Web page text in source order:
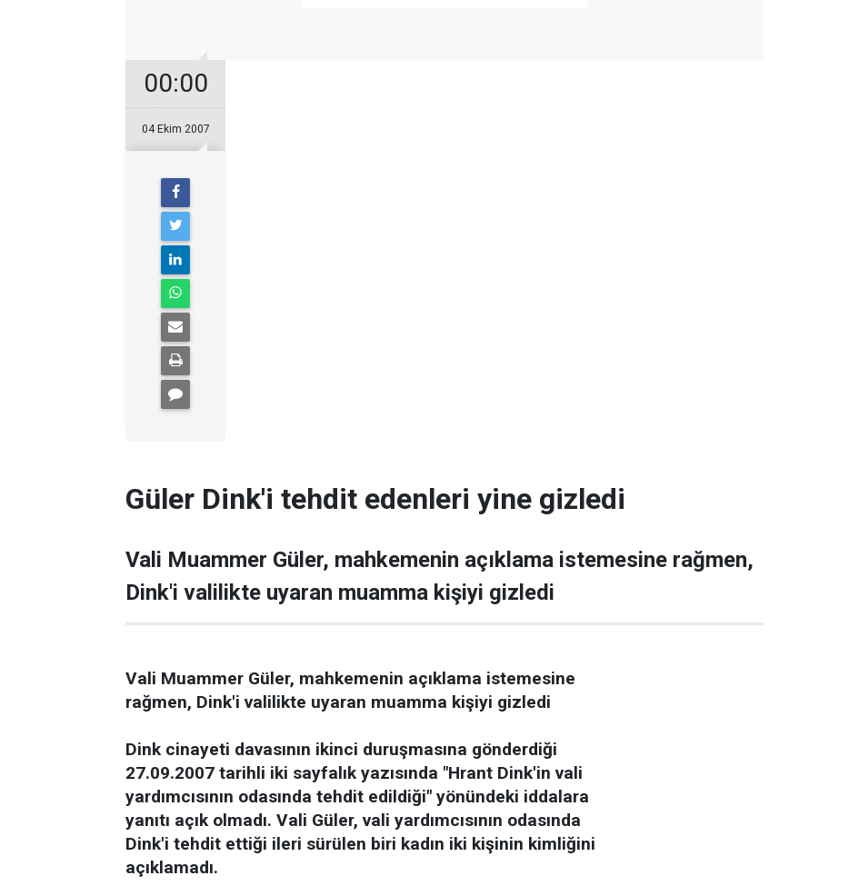
00:00
04 Ekim 2007
Güler Dink'i tehdit edenleri yine gizledi
Vali Muammer Güler, mahkemenin açıklama istemesine rağmen,
Dink'i valilikte uyaran muamma kişiyi gizledi
Vali Muammer Güler, mahkemenin açıklama istemesine
rağmen, Dink'i valilikte uyaran muamma kişiyi gizledi
Dink cinayeti davasının ikinci duruşmasına gönderdiği
27.09.2007 tarihli iki sayfalık yazısında "Hrant Dink'in vali
yardımcısının odasında tehdit edildiği" yönündeki iddalara
yanıtı açık olmadı. Vali Güler, vali yardımcısının odasında
Dink'i tehdit ettiği ileri sürülen biri kadın iki kişinin kimliğini
açıklamadı.